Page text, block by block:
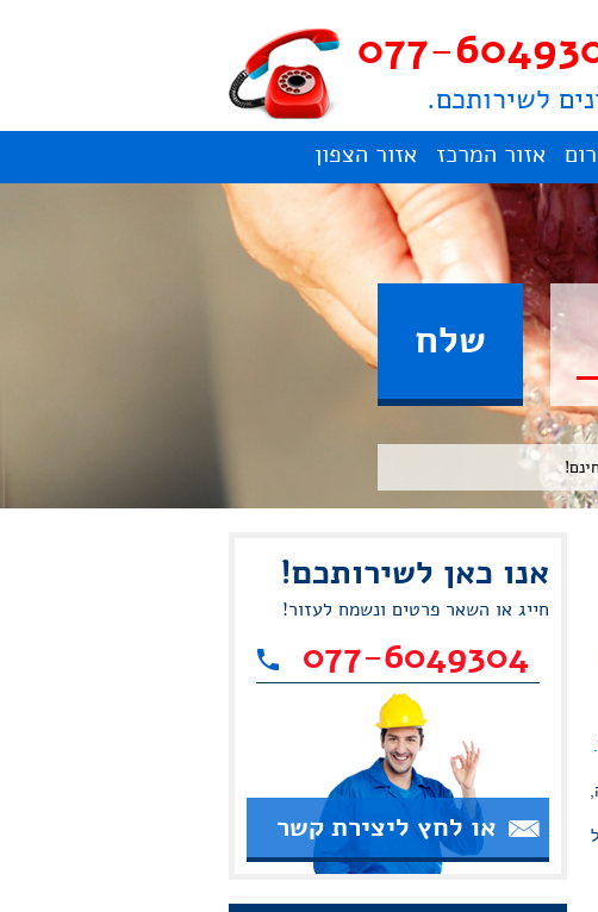
077-
לשירותכם.
אזור המרכז אזור הצפון
אנו כאן לשירותכם!
חייג או השאר פרטים ונשמח לעזור!
077-6049304
או לחץ ליצירת קשר